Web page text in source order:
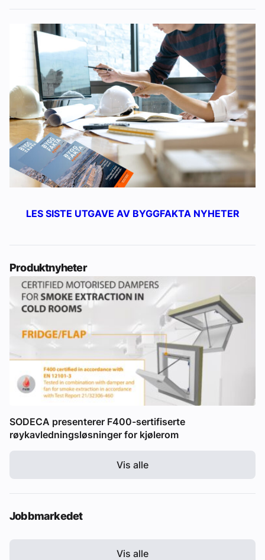
LES SISTE UTGAVE AV BYGGFAKTA NYHETER
Produktnyheter
SODECA presenterer F400-sertifiserte
røykavledningsløsninger for kjølerom
Vis alle
Jobbmarkedet
Vis alle